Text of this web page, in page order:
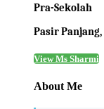
Pra-Sekolah
Pasir
View Ms Sharmi
About Me